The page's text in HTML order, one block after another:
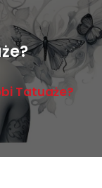
Tatuaże?